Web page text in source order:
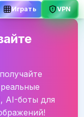
Играть VPN
AI-боты для